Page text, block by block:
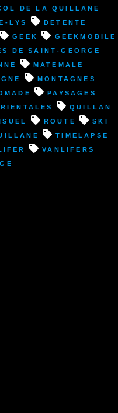
de la Quillane
Lys
detente
geek
geekmobile
de Saint-George
Matemale
montagnes
paysages
Quillan
route
ski
timelapse
vanlifers